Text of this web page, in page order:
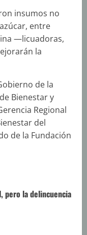
insumos no
entre
—licuadoras,
la
de la
Bienestar y
Regional
del
de la Fundación
pero la delincuencia